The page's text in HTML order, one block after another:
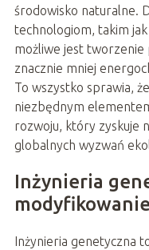
środowisko naturalne.
technologiom, takim
możliwe jest tworzenie
znacznie mniej
To wszystko sprawia,
niezbędnym
rozwoju, który zyskuje
globalnych wyzwań
Inżynieria
Inżynieria genetyczna